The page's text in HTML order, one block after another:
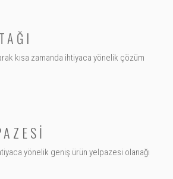
kısa zamanda ihtiyaca yönelik çözüm
yönelik geniş ürün yelpazesi olanağı